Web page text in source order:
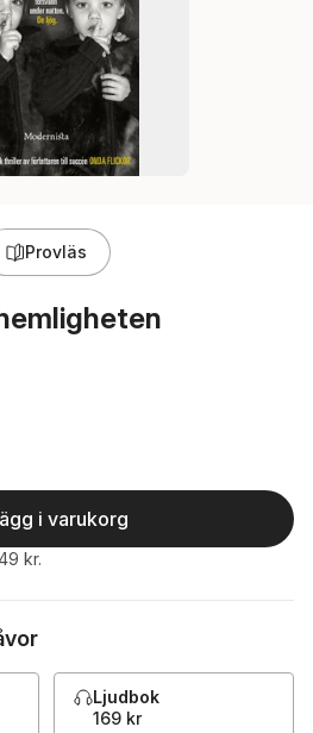
Provläs
röster:
i varukorg
kr.
Ljudbok
169 kr